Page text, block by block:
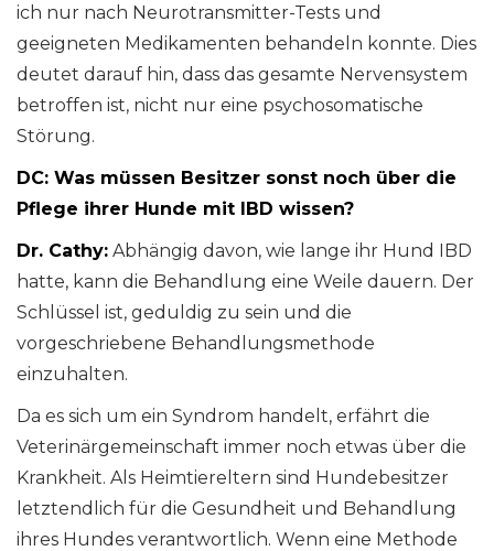
ich nur nach Neurotransmitter-Tests und
geeigneten Medikamenten behandeln konnte. Dies
deutet darauf hin, dass das gesamte Nervensystem
betroffen ist, nicht nur eine psychosomatische
Störung.
DC: Was müssen Besitzer sonst noch über die
Pflege ihrer Hunde mit IBD wissen?
Dr. Cathy: Abhängig davon, wie lange ihr Hund IBD
hatte, kann die Behandlung eine Weile dauern. Der
Schlüssel ist, geduldig zu sein und die
vorgeschriebene Behandlungsmethode
einzuhalten.
Da es sich um ein Syndrom handelt, erfährt die
Veterinärgemeinschaft immer noch etwas über die
Krankheit. Als Heimtiereltern sind Hundebesitzer
letztendlich für die Gesundheit und Behandlung
ihres Hundes verantwortlich. Wenn eine Methode